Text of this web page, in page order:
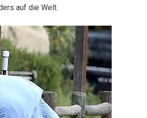
auf die Welt.